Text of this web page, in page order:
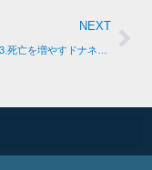
NEXT